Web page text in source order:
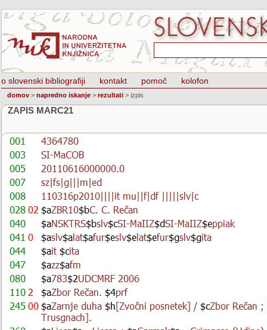
o slovenski bibliografiji kontakt pomoč kolofon
domov > napredno iskanje > rezultati > izpis
ZAPIS MARC21